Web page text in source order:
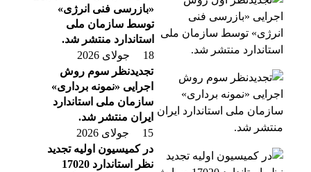
«بازرسی فنی انرژی»
توسط سازمان ملی
استاندارد منتشر شد.
18 جولای 2026
تجدیدنظر سوم روش
اجرایی «نمونه برداری»
سازمان ملی استاندارد
ایران منتشر شد.
15 جولای 2026
در کمیسیون اولیه تجدید
نظر استاندارد 17020